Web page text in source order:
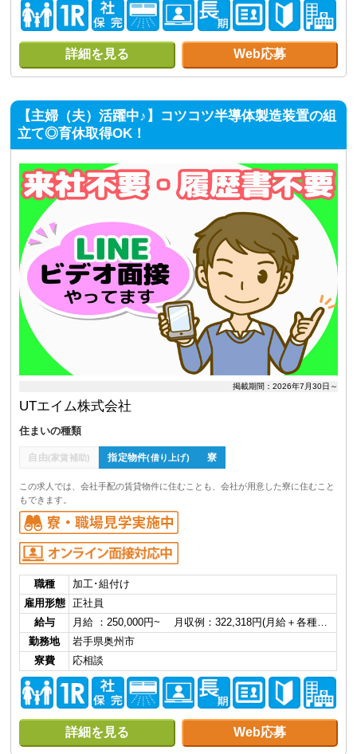
詳細を見る Web応募
【主婦（夫）活躍中♪】コツコツ半導体製造装置の組
立て◎育休取得OK！
掲載期間：2026年7月30日～
UTエイム株式会社
住まいの種類
自由(家賃補助) 指定物件(借り上げ) 寮
この求人では、会社手配の賃貸物件に住むことも、会社が用意した寮に住むこと
もできます。
職種
加工･組付け
雇用形態
正社員
給与
月給 ：250,000円~ 月収例：322,318円(月給＋各種…
勤務地
岩手県奥州市
寮費
応相談
詳細を見る Web応募